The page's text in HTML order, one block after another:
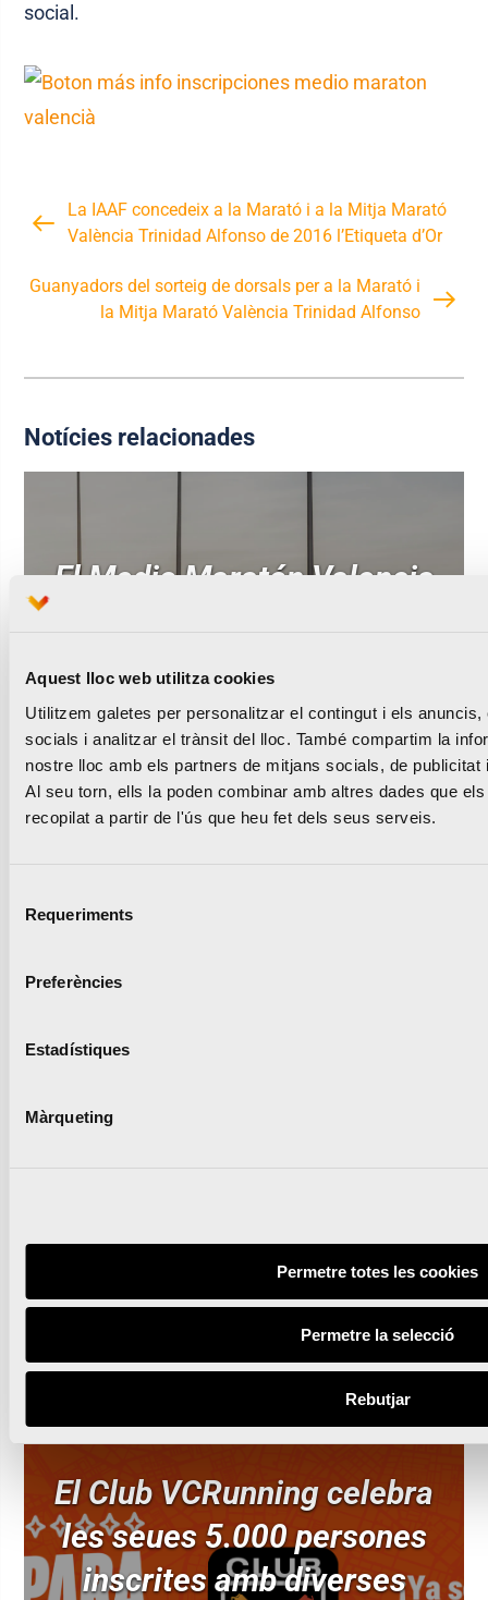
Aquest lloc web utilitza cookies
Utilitzem galetes per personalitzar el contingut i els
socials i analitzar el trànsit del lloc. També compartim la
nostre lloc amb els partners de mitjans socials, de publicitat
Al seu torn, ells la poden combinar amb altres dades que
recopilat a partir de l'ús que heu fet dels seus serveis.
Requeriments
Preferències
Estadístiques
Màrqueting
Permetre totes les cookies
Permetre la selecció
Rebutjar
social.
La IAAF concedeix a la Marató i a la Mitja Marató
València Trinidad Alfonso de 2016 l’Etiqueta d’Or
Guanyadors del sorteig de dorsals per a la Marató i
la Mitja Marató València Trinidad Alfonso
Notícies relacionades
El Medio Maratón Valencia
llevar la prueba al
siguiente nivel
València renoven la pista
d’atletisme del Campus
Lleguir notícia
El Club VCRunning celebra
les seues 5.000 persones
inscrites amb diverses